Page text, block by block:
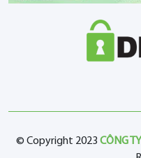
© Copyright 2023 CÔNG